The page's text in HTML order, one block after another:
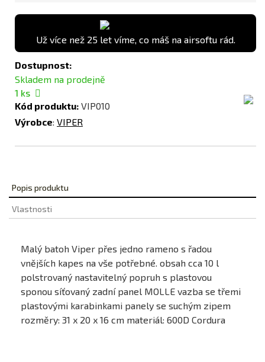
Už více než 25 let víme, co máš na airsoftu rád.
Dostupnost:
Skladem na prodejně
1 ks
Kód produktu: VIP010
Výrobce: VIPER
Popis produktu
Vlastnosti
Malý batoh Viper přes jedno rameno s řadou
vnějších kapes na vše potřebné. obsah cca 10 l
polstrovaný nastavitelný popruh s plastovou
sponou síťovaný zadní panel MOLLE vazba se třemi
plastovými karabinkami panely se suchým zipem
rozměry: 31 x 20 x 16 cm materiál: 600D Cordura